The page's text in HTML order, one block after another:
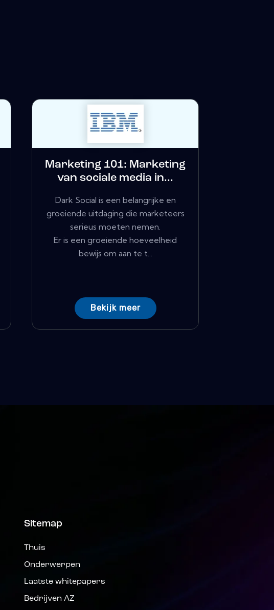
Marketing 101: Marketing
van sociale media in...
Dark Social is een belangrijke en
groeiende uitdaging die marketeers
serieus moeten nemen.
Er is een groeiende hoeveelheid
bewijs om aan te t...
Bekijk meer
Sitemap
Thuis
Onderwerpen
Laatste whitepapers
Bedrijven AZ